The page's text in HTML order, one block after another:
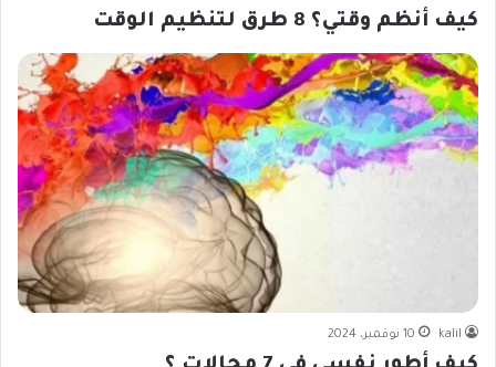
كيف أنظم وقتي؟ 8 طرق لتنظيم الوقت
kalil 10 نوفمبر، 2024